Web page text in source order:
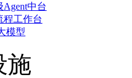
中台
程工作台
模型
施